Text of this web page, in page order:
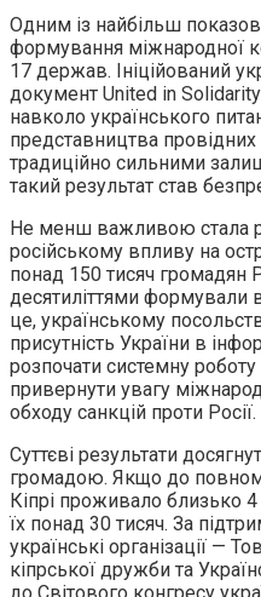
Одним із найбільш
формування міжнародної
17 держав. Ініційований
документ United in
навколо українського
представництва провідних
традиційно сильними
такий результат став
Не менш важливою стала
російському впливу на
понад 150 тисяч громадян
десятиліттями
це, українському
присутність України в
розпочати системну
привернути увагу
обходу санкцій проти Росії.
Суттєві результати
громадою. Якщо до
Кіпрі проживало близько 4
їх понад 30 тисяч. За
українські організації —
кіпрської дружби та